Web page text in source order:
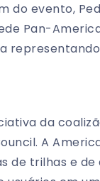
do evento,
Pan-
representando
da
A
de trilhas e